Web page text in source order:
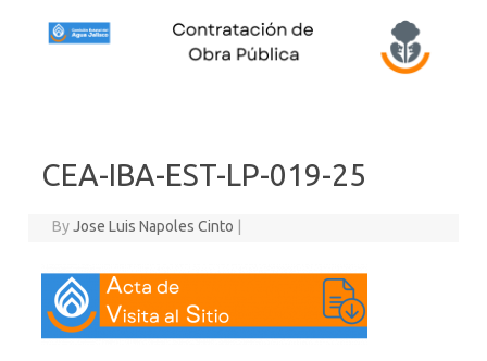
CEA-IBA-EST-LP-019-25
ByJose Luis Napoles Cinto